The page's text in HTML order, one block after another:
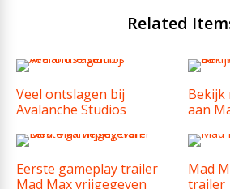
Related
Veel ontslagen bij
Avalanche Studios
Bekijk
aan
Eerste gameplay trailer
Mad Max vrijgegeven
Mad
trailer